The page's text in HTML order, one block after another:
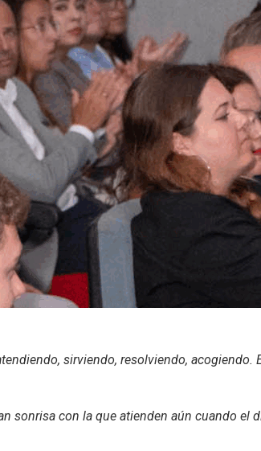
sirviendo, resolviendo, acogiendo.
sonrisa con la que atienden aún cuando el